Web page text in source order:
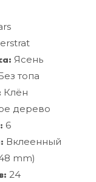
Ясень
топа
Клён
дерево
6
Вклеенный
mm)
24